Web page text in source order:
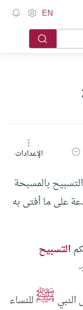
EN
تقليل حجم الخطالإعدادات
بالمسبحة
على ما أفتى به
التسبيح
النبيﷺللنساء